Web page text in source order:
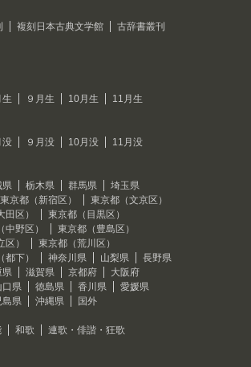
複刻日本古典文学館
古辞書叢刊
生 ９月生 10月生
11月生
没 ９月没 10月没
11月没
県 栃木県 群馬県
埼玉県
東京都（新宿区）
東京都（文京区）
区）
東京都（目黒区）
中野区）
東京都（豊島区）
）
東京都（荒川区）
都下） 神奈川県 山梨県
長野県
県 滋賀県 京都府
大阪府
口県 徳島県 香川県
愛媛県
島県 沖縄県
国外
和歌
連歌・俳諧・狂歌